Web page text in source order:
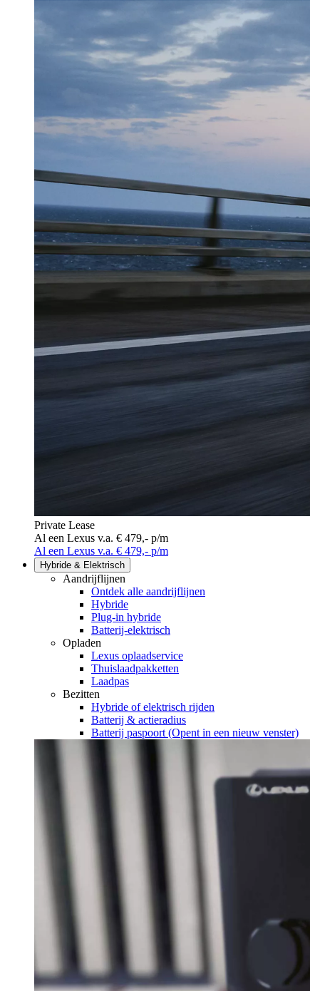
Private Lease
Al een Lexus v.a. € 479,- p/m
Al een Lexus v.a. € 479,- p/m
Hybride & Elektrisch
Aandrijflijnen
Ontdek alle aandrijflijnen
Hybride
Plug-in hybride
Batterij-elektrisch
Opladen
Lexus oplaadservice
Thuislaadpakketten
Laadpas
Bezitten
Hybride of elektrisch rijden
Batterij & actieradius
Batterij paspoort (Opent in een nieuw venster)